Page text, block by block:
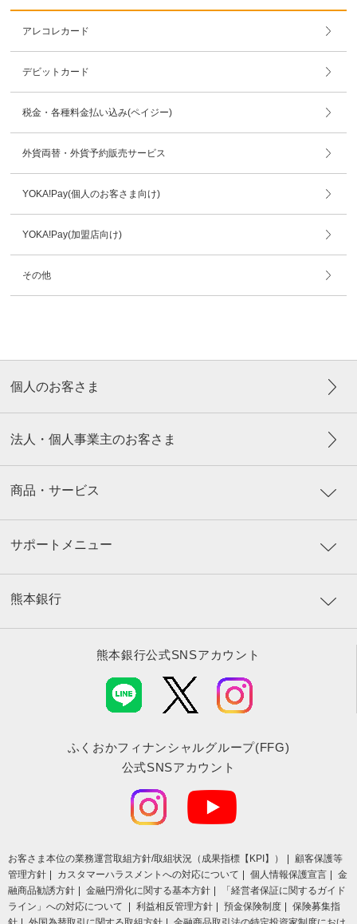
アレコレカード
デビットカード
税金・各種料金払い込み(ペイジー)
外貨両替・外貨予約販売サービス
YOKA!Pay(個人のお客さま向け)
YOKA!Pay(加盟店向け)
その他
個人のお客さま
法人・個人事業主のお客さま
商品・サービス
サポートメニュー
熊本銀行
熊本銀行公式SNSアカウント
ふくおかフィナンシャルグループ(FFG)
公式SNSアカウント
お客さま本位の業務運営取組⽅針/取組状況（成果指標【KPI】）
顧客保護等
管理方針
カスタマーハラスメントへの対応について 個人情報保護宣言
金
融商品勧誘方針
金融円滑化に関する基本方針
「経営者保証に関するガイド
ライン」への対応について
利益相反管理方針 預金保険制度
保険募集指